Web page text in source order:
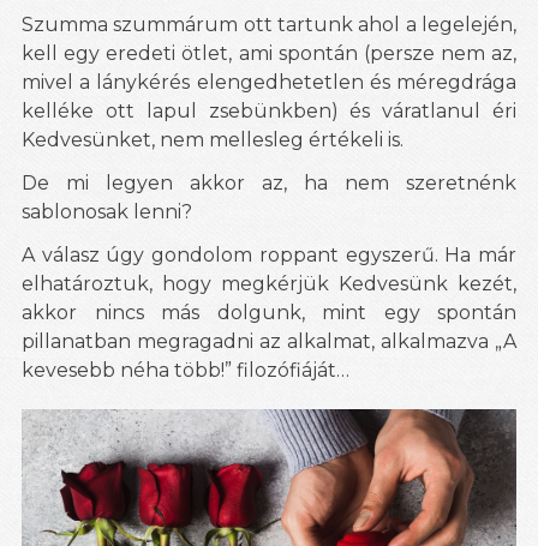
Szumma szummárum ott tartunk ahol a legelején,
kell egy eredeti ötlet, ami spontán (persze nem az,
mivel a lánykérés elengedhetetlen és méregdrága
kelléke ott lapul zsebünkben) és váratlanul éri
Kedvesünket, nem mellesleg értékeli is.
De mi legyen akkor az, ha nem szeretnénk
sablonosak lenni?
A válasz úgy gondolom roppant egyszerű. Ha már
elhatároztuk, hogy megkérjük Kedvesünk kezét,
akkor nincs más dolgunk, mint egy spontán
pillanatban megragadni az alkalmat, alkalmazva „A
kevesebb néha több!” filozófiáját…